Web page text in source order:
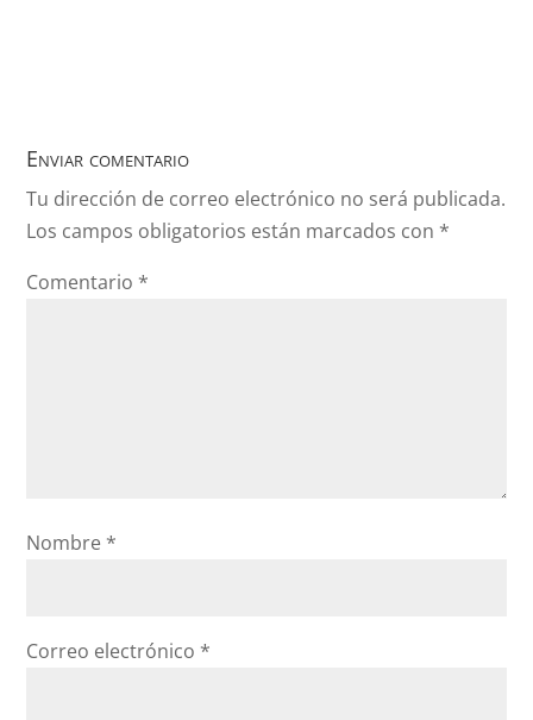
Enviar comentario
Tu dirección de correo electrónico no será publicada.
Los campos obligatorios están marcados con *
Comentario *
Nombre *
Correo electrónico *